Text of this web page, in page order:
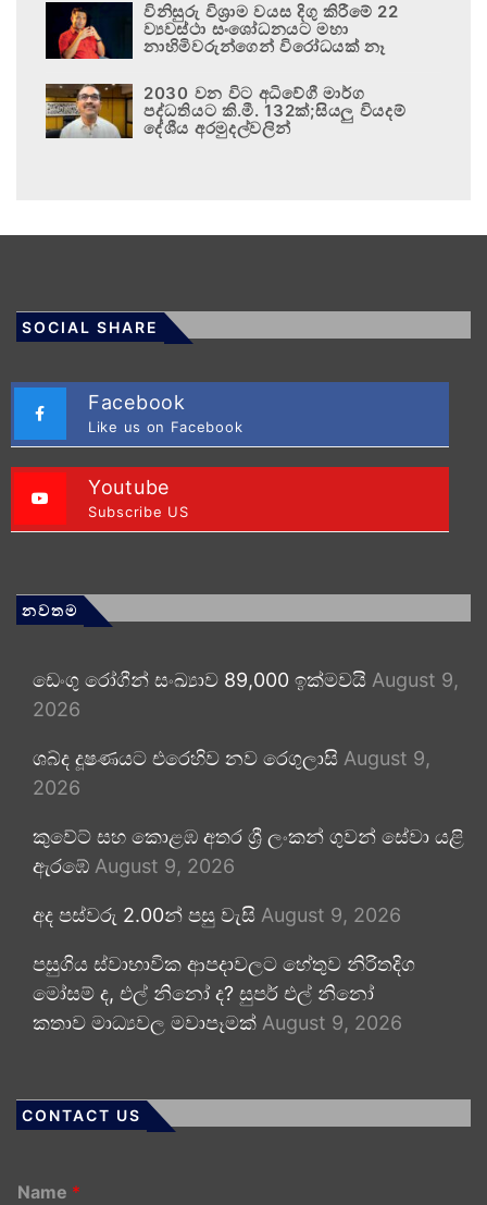
විනිසුරු විශ්‍රාම වයස දිගු කිරීමේ 22
ව්‍යවස්ථා සංශෝධනයට මහා
නාහිමිවරුන්ගෙන් විරෝධයක් නෑ
2030 වන විට අධිවේගී මාර්ග
පද්ධතියට කි.මී. 132ක්;සියලු වියදම්
දේශීය අරමුදල්වලින්
SOCIAL SHARE
Facebook
Like us on Facebook
Youtube
Subscribe US
නවතම
ඩෙංගු රෝගීන් සංඛ්‍යාව 89,000 ඉක්මවයි August 9,
2026
ශබ්ද දූෂණයට එරෙහිව නව රෙගුලාසි August 9,
2026
කුවේට් සහ කොළඹ අතර ශ්‍රී ලංකන් ගුවන් සේවා යළි
ඇරඹේ August 9, 2026
අද පස්වරු 2.00න් පසු වැසි August 9, 2026
පසුගිය ස්වාභාවික ආපදාවලට හේතුව නිරිතදිග
මෝසම් ද, එල් නිනෝ ද? සුපර් එල් නිනෝ
කතාව මාධ්‍යවල මවාපෑමක් August 9, 2026
CONTACT US
Name *